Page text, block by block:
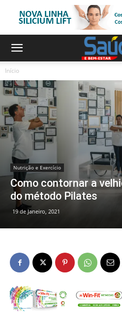
Início
Nutrição e Exercício
Como contornar a
do método Pilates
19 de Janeiro, 2021